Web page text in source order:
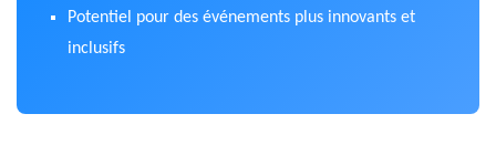
Potentiel pour des événements plus innovants et
inclusifs